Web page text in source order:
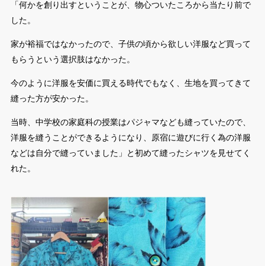
「何かを創り出すということが、物心ついたころから当たり前で
した。
家が裕福ではなかったので、子供の頃から欲しい洋服など買って
もらうという選択肢はなかった。
今のように洋服を安価に買える時代でもなく、生地を買ってきて
縫った方が安かった。
当時、中学校の家庭科の授業はパジャマなども縫っていたので、
洋服を縫うことができるようになり、原宿に遊びに行く為の洋服
などは自分で縫っていました」と初めて縫ったシャツを見せてく
れた。